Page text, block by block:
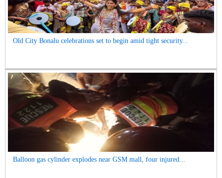
Old City Bonalu celebrations set to begin amid tight security...
Balloon gas cylinder explodes near GSM mall, four injured...